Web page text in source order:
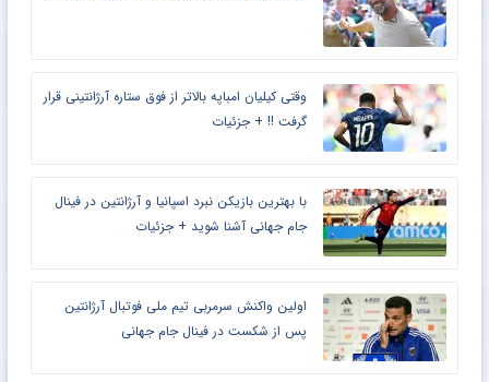
وقتی کیلیان امباپه بالاتر از فوق ستاره آرژانتینی قرار
گرفت !! + جزئیات
با بهترین بازیکن نبرد اسپانیا و آرژانتین در فینال
جام جهانی آشنا شوید + جزئیات
اولین واکنش سرمربی تیم ملی فوتبال آرژانتین
پس از شکست در فینال جام جهانی